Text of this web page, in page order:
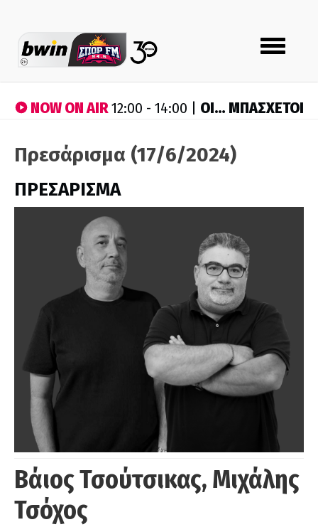
Toggle
navigation
NOW ON AIR12:00 - 14:00 | ΟΙ… ΜΠΑΣΧΕΤΟΙ
Πρεσάρισμα (17/6/2024)
ΠΡΕΣΑΡΙΣΜΑ
Βάιος Τσούτσικας, Μιχάλης
Τσόχος